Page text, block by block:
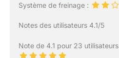
Système de freinage :
Notes des utilisateurs 4.1/5
Note de 4.1 pour 23 utilisateurs